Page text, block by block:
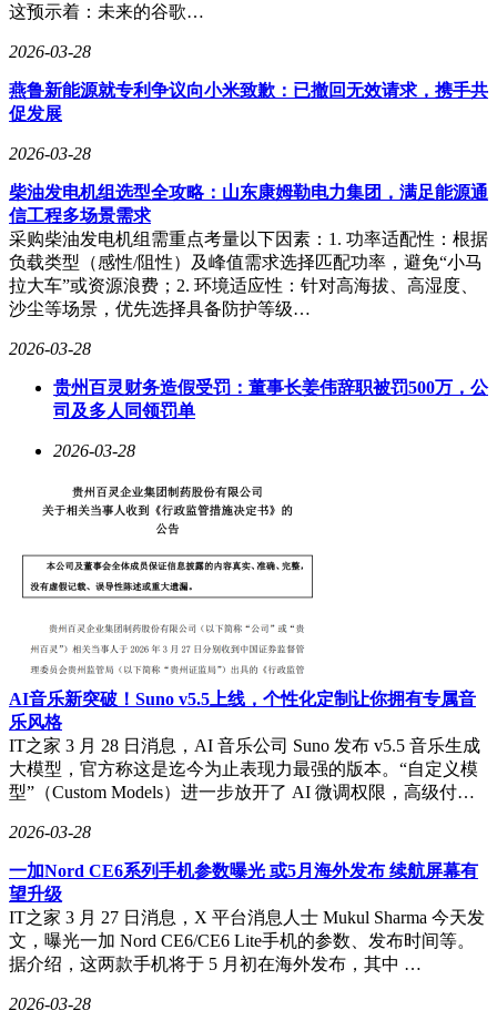
这预示着：未来的谷歌…
2026-03-28
燕鲁新能源就专利争议向小米致歉：已撤回无效请求，携手共
促发展
2026-03-28
柴油发电机组选型全攻略：山东康姆勒电力集团，满足能源通
信工程多场景需求
采购柴油发电机组需重点考量以下因素：1. 功率适配性：根据
负载类型（感性/阻性）及峰值需求选择匹配功率，避免“小马
拉大车”或资源浪费；2. 环境适应性：针对高海拔、高湿度、
沙尘等场景，优先选择具备防护等级…
2026-03-28
贵州百灵财务造假受罚：董事长姜伟辞职被罚500万，公
司及多人同领罚单
2026-03-28
AI音乐新突破！Suno v5.5上线，个性化定制让你拥有专属音
乐风格
IT之家 3 月 28 日消息，AI 音乐公司 Suno 发布 v5.5 音乐生成
大模型，官方称这是迄今为止表现力最强的版本。“自定义模
型”（Custom Models）进一步放开了 AI 微调权限，高级付…
2026-03-28
一加Nord CE6系列手机参数曝光 或5月海外发布 续航屏幕有
望升级
IT之家 3 月 27 日消息，X 平台消息人士 Mukul Sharma 今天发
文，曝光一加 Nord CE6/CE6 Lite手机的参数、发布时间等。
据介绍，这两款手机将于 5 月初在海外发布，其中 …
2026-03-28